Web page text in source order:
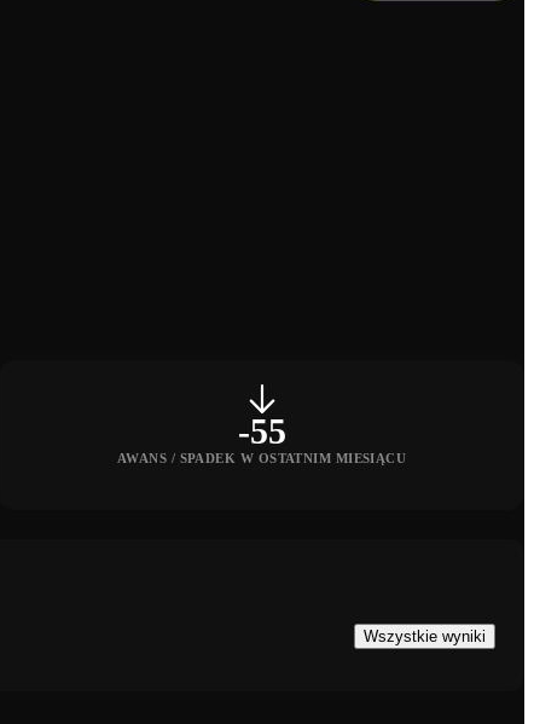
-55
AWANS / SPADEK W OSTATNIM MIESIĄCU
Wszystkie wyniki